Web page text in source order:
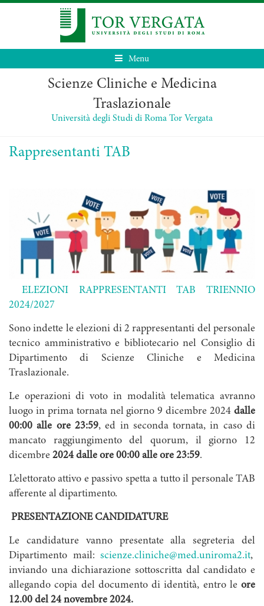
Menu
Scienze Cliniche e Medicina
Traslazionale
Università degli Studi di Roma Tor Vergata
Rappresentanti TAB
ELEZIONI RAPPRESENTANTI TAB TRIENNIO
2024/2027
Sono indette le elezioni di 2 rappresentanti del personale
tecnico amministrativo e bibliotecario nel Consiglio di
Dipartimento di Scienze Cliniche e Medicina
Traslazionale.
Le operazioni di voto in modalità telematica avranno
luogo in prima tornata nel giorno 9 dicembre 2024 dalle
00:00 alle ore 23:59, ed in seconda tornata, in caso di
mancato raggiungimento del quorum, il giorno 12
dicembre 2024 dalle ore 00:00 alle ore 23:59.
L’elettorato attivo e passivo spetta a tutto il personale TAB
afferente al dipartimento.
PRESENTAZIONE CANDIDATURE
Le candidature vanno presentate alla segreteria del
Dipartimento mail: scienze.cliniche@med.uniroma2.it,
inviando una dichiarazione sottoscritta dal candidato e
allegando copia del documento di identità, entro le ore
12.00 del 24 novembre 2024.